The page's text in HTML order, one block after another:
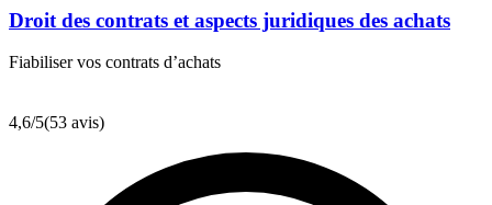
Droit des contrats et aspects juridiques des achats
Fiabiliser vos contrats d’achats
4,6/5(53 avis)